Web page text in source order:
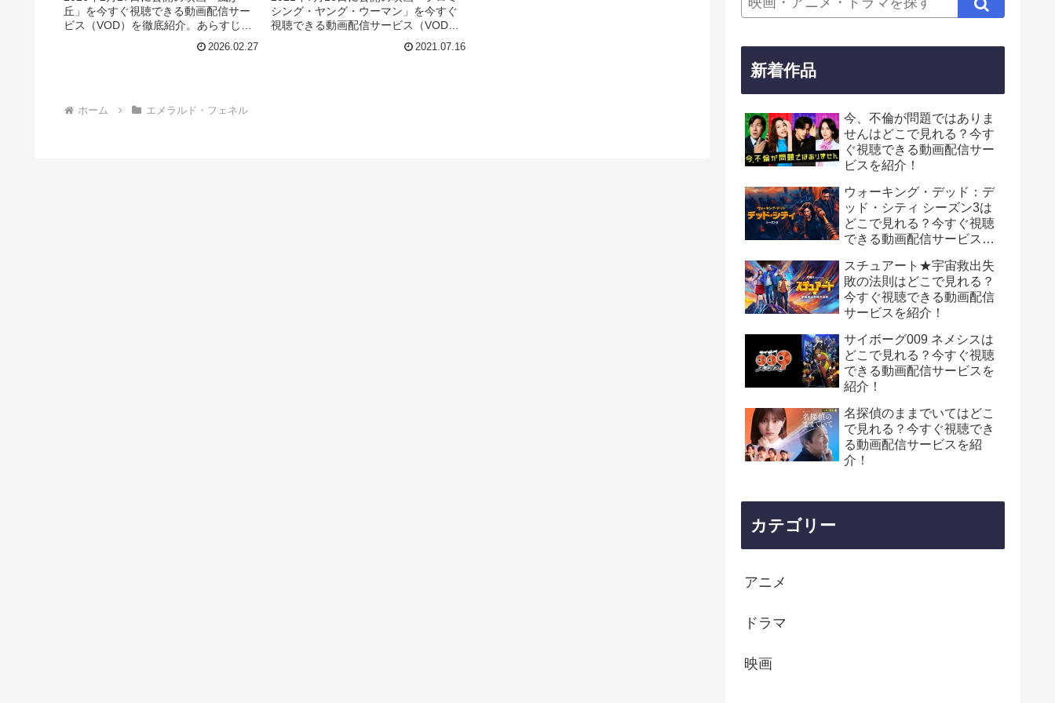
丘」を今すぐ視聴できる動画配信サー
ビス（VOD）を徹底紹介。あらすじや
情報はもちろん、実際に見た人の感想
2026.02.27
シング・ヤング・ウーマン」を今すぐ
視聴できる動画配信サービス（VOD）
優、スタッフ、主題歌の情報はもちろ
2021.07.16
ホーム エメラルド・フェネル
新着作品
今、不倫が問題ではありま
せんはどこで見れる？今す
ぐ視聴できる動画配信サー
ビスを紹介！
ウォーキング・デッド：デ
ッド・シティ シーズン3は
どこで見れる？今すぐ視聴
できる動画配信サービスを
スチュアート★宇宙救出失
敗の法則はどこで見れる？
今すぐ視聴できる動画配信
サービスを紹介！
サイボーグ009 ネメシスは
どこで見れる？今すぐ視聴
できる動画配信サービスを
紹介！
名探偵のままでいてはどこ
で見れる？今すぐ視聴でき
る動画配信サービスを紹
介！
カテゴリー
アニメ
ドラマ
映画